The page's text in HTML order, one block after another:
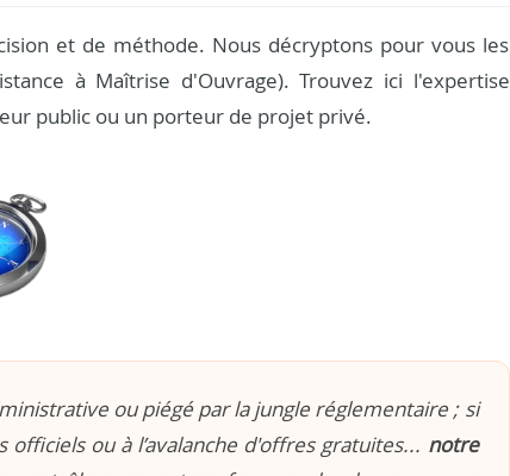
et de méthode. Nous décryptons pour vous les
à Maîtrise d'Ouvrage). Trouvez ici l'expertise
public ou un porteur de projet privé.
ou piégé par la jungle réglementaire ; si
officiels ou à l’avalanche d'offres gratuites... notre